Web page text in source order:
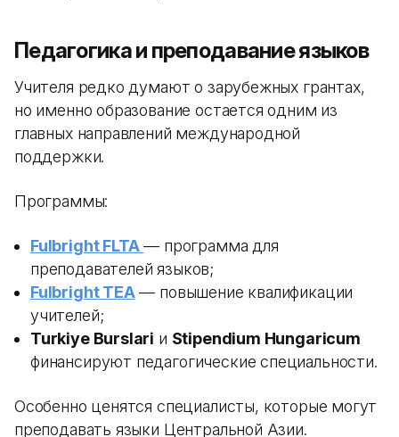
Педагогика и преподавание языков
Учителя редко думают о зарубежных грантах,
но именно образование остается одним из
главных направлений международной
поддержки.
Программы:
Fulbright FLTA — программа для
преподавателей языков;
Fulbright TEA— повышение квалификации
учителей;
Turkiye Burslari и Stipendium Hungaricum
финансируют педагогические специальности.
Особенно ценятся специалисты, которые могут
преподавать языки Центральной Азии.